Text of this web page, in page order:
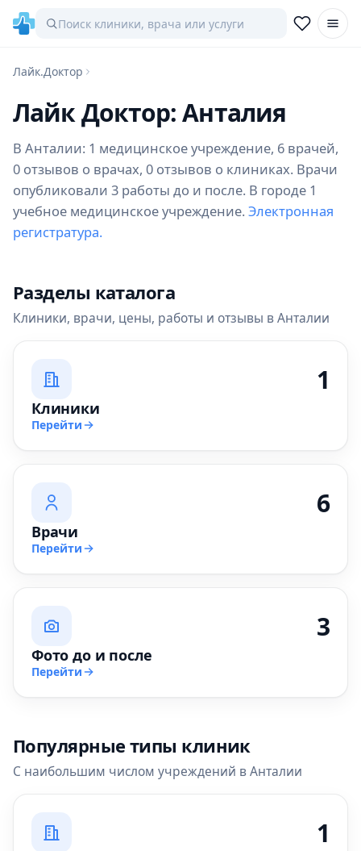
Лайк.Доктор
Лайк Доктор: Анталия
В Анталии: 1 медицинское учреждение, 6 врачей,
0 отзывов о врачах, 0 отзывов о клиниках. Врачи
опубликовали 3 работы до и после. В городе 1
учебное медицинское учреждение. Электронная
регистратура.
Разделы каталога
Клиники, врачи, цены, работы и отзывы в Анталии
1
Клиники
Перейти
6
Врачи
Перейти
3
Фото до и после
Перейти
Популярные типы клиник
С наибольшим числом учреждений в Анталии
1